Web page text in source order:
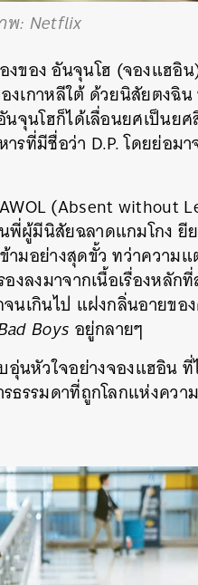
พ: Netflix
งของอันจุนโฮ (จองแฮอิ
งเกาหลีใต้ ด้วยนิสัยตงฉิ
จุนโฮก็ได้เลื่อนยศเป็นย
รที่มีชื่อว่า D.P. โดยย่อม
(Absent without
พี่ผู้มีนิสัยฉลาดแกมโกง ยี
มอย่างสุดขั้ว ทว่าความ
งลงมาจากเนื้อเรื่องหลัก
นเกินไป แฝงกลิ่นอายขอ
Boys อยู่กลายๆ
หัวใจอย่างจองแฮอิน ที่
รรมดาที่ถูกโลกแห่งควา
LINE